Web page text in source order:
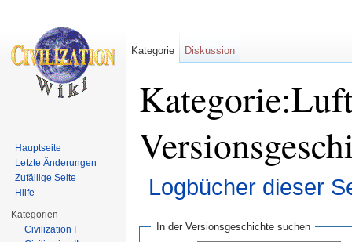
Logbücher dieser
In der Versionsgeschichte suchen
Kategorie Diskussion
Hauptseite
Letzte Änderungen
Zufällige Seite
Hilfe
Kategorien
Civilization I